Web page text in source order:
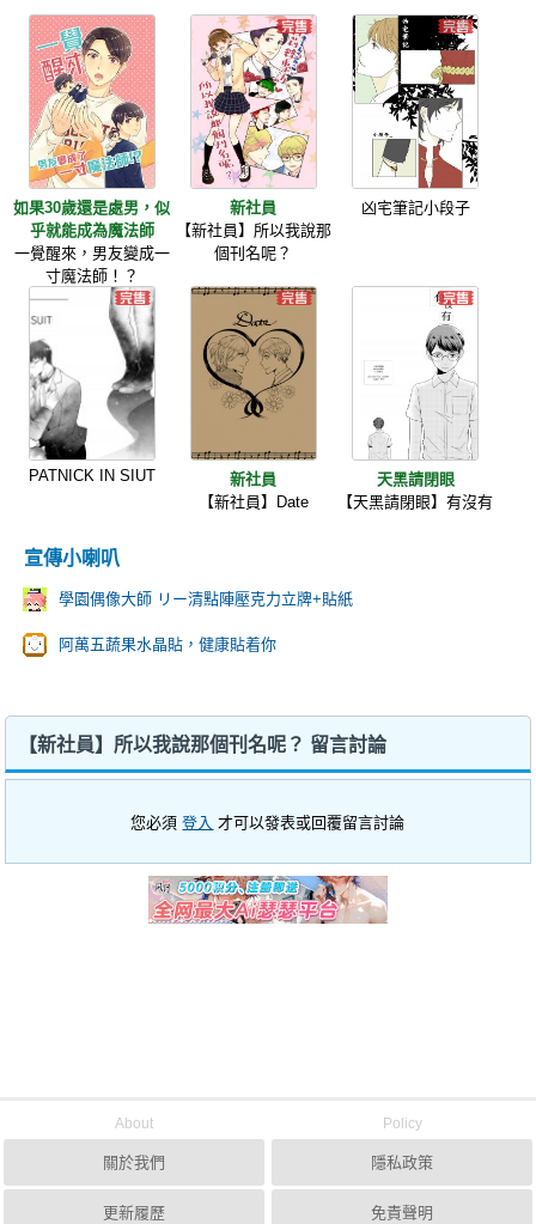
如果30歲還是處男，似
乎就能成為魔法師
一覺醒來，男友變成一
寸魔法師！？
新社員
【新社員】所以我說那
個刊名呢？
凶宅筆記小段子
PATNICK IN SIUT
新社員
【新社員】Date
天黑請閉眼
【天黑請閉眼】有沒有
宣傳小喇叭
學園偶像大師 リー清點陣壓克力立牌+貼紙
阿萬五蔬果水晶貼，健康貼着你
【新社員】所以我說那個刊名呢？ 留言討論
您必須登入 才可以發表或回覆留言討論
About
關於我們
更新履歷
Policy
隱私政策
免責聲明